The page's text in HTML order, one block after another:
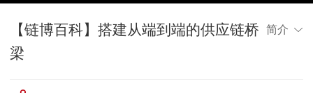
【链博百科】搭建从端到端的供应链桥
梁
简介